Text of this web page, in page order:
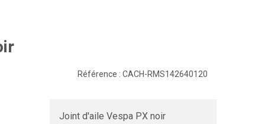
Référence : CACH-RMS142640120
Joint d'aile Vespa PX noir